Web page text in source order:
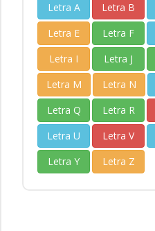
Letra A Letra B
Letra E
Letra F
Letra I
Letra J
Letra M
Letra N
Letra Q
Letra R
Letra U
Letra V
Letra Y
Letra Z